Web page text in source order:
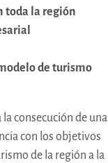
toda la región
de turismo
consecución de una
con los objetivos
de la región a la